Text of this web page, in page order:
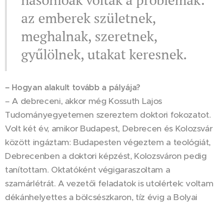
az emberek születnek,
meghalnak, szeretnek,
gyűlölnek, utakat keresnek.
– Hogyan alakult tovább a pályája?
– A debreceni, akkor még Kossuth Lajos
Tudományegyetemen szereztem doktori fokozatot.
Volt két év, amikor Budapest, Debrecen és Kolozsvár
között ingáztam: Budapesten végeztem a teológiát,
Debrecenben a doktori képzést, Kolozsváron pedig
tanítottam. Oktatóként végigaraszoltam a
szamárlétrát. A vezetői feladatok is utolértek: voltam
dékánhelyettes a bölcsészkaron, tíz évig a Bolyai